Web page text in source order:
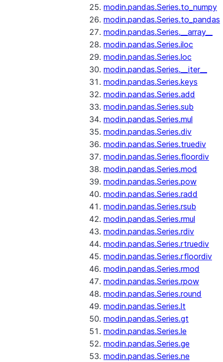
modin.pandas.Series.to_numpy
modin.pandas.Series.to_pandas
modin.pandas.Series.__array__
modin.pandas.Series.iloc
modin.pandas.Series.loc
modin.pandas.Series.__iter__
modin.pandas.Series.keys
modin.pandas.Series.add
modin.pandas.Series.sub
modin.pandas.Series.mul
modin.pandas.Series.div
modin.pandas.Series.truediv
modin.pandas.Series.floordiv
modin.pandas.Series.mod
modin.pandas.Series.pow
modin.pandas.Series.radd
modin.pandas.Series.rsub
modin.pandas.Series.rmul
modin.pandas.Series.rdiv
modin.pandas.Series.rtruediv
modin.pandas.Series.rfloordiv
modin.pandas.Series.rmod
modin.pandas.Series.rpow
modin.pandas.Series.round
modin.pandas.Series.lt
modin.pandas.Series.gt
modin.pandas.Series.le
modin.pandas.Series.ge
modin.pandas.Series.ne